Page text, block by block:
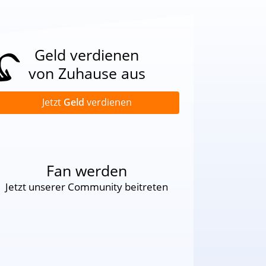
Geld verdienen
von Zuhause aus
Jetzt Geld verdienen
Fan werden
Jetzt unserer Community beitreten